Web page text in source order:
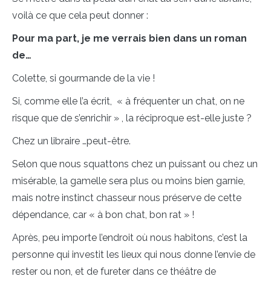
voilà ce que cela peut donner :
Pour ma part, je me verrais bien dans un roman
de…
Colette, si gourmande de la vie !
Si, comme elle l’a écrit, « à fréquenter un chat, on ne
risque que de s’enrichir » , la réciproque est-elle juste ?
Chez un libraire …peut-être.
Selon que nous squattons chez un puissant ou chez un
misérable, la gamelle sera plus ou moins bien garnie,
mais notre instinct chasseur nous préserve de cette
dépendance, car « à bon chat, bon rat » !
Après, peu importe l’endroit où nous habitons, c’est la
personne qui investit les lieux qui nous donne l’envie de
rester ou non, et de fureter dans ce théâtre de